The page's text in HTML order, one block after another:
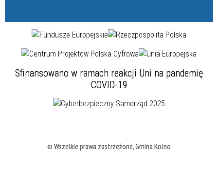
Sfinansowano w ramach reakcji Uni na pandemię
COVID-19
© Wszelkie prawa zastrzeżone, Gmina Kolno